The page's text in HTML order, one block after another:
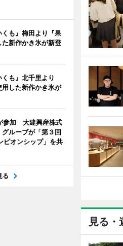
見る・
も』梅田より『果
新作かき氷が新登
も』北千里より
用した新作かき氷が
参加 大建興産株式
ルーブが「第３回
ピオンシップ」を共
る